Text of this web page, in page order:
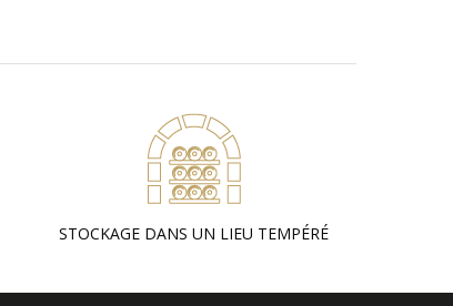
STOCKAGE DANS UN LIEU TEMPÉRÉ